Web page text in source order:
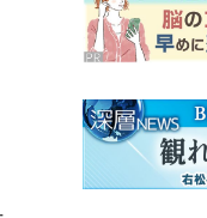
3
4